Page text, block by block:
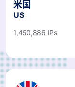
US
1,450,886 IPs